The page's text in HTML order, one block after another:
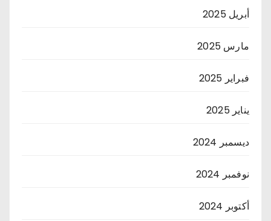
أبريل 2025
مارس 2025
فبراير 2025
يناير 2025
ديسمبر 2024
نوفمبر 2024
أكتوبر 2024